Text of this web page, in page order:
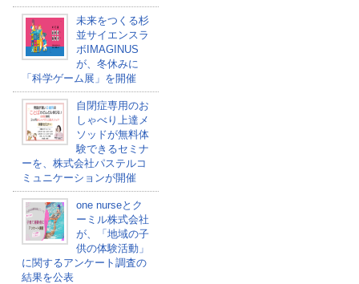
未来をつくる杉
並サイエンスラ
ボIMAGINUS
が、冬休みに
「科学ゲーム展」を開催
自閉症専用のお
しゃべり上達メ
ソッドが無料体
験できるセミナ
ーを、株式会社パステルコ
ミュニケーションが開催
one nurseとク
ーミル株式会社
が、「地域の子
供の体験活動」
に関するアンケート調査の
結果を公表